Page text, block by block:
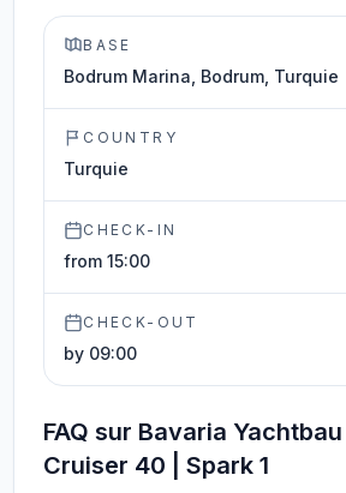
BASE
Bodrum Marina, Bodrum, Turquie
COUNTRY
Turquie
CHECK-IN
from 15:00
CHECK-OUT
by 09:00
FAQ sur Bavaria
Cruiser 40 | Spark 1